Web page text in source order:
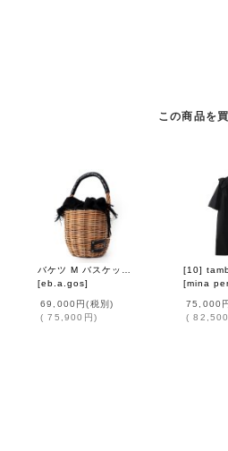
この商品を
[eb.a.gos]
69,000円(税別)
( 75,900円)
[mina
75,000
(